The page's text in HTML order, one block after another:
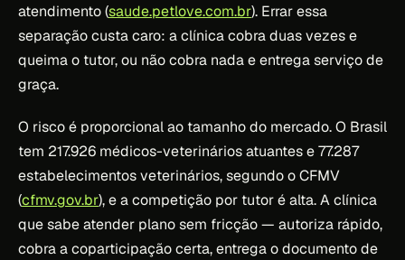
atendimento (saude.petlove.com.br). Errar essa
separação custa caro: a clínica cobra duas vezes e
queima o tutor, ou não cobra nada e entrega serviço de
graça.
O risco é proporcional ao tamanho do mercado. O Brasil
tem 217.926 médicos-veterinários atuantes e 77.287
estabelecimentos veterinários, segundo o CFMV
(cfmv.gov.br), e a competição por tutor é alta. A clínica
que sabe atender plano sem fricção — autoriza rápido,
cobra a coparticipação certa, entrega o documento de